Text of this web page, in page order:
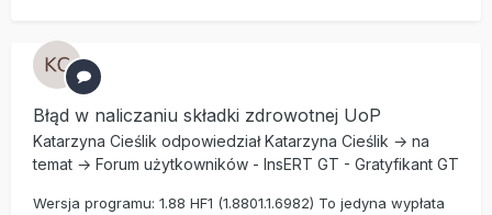
Błąd w naliczaniu składki zdrowotnej UoP
Katarzyna Cieślik odpowiedziałKatarzyna Cieślik → na
temat → Forum użytkowników - InsERT GT - Gratyfikant GT
Wersja programu: 1.88 HF1 (1.8801.1.6982) To jedyna wypłata